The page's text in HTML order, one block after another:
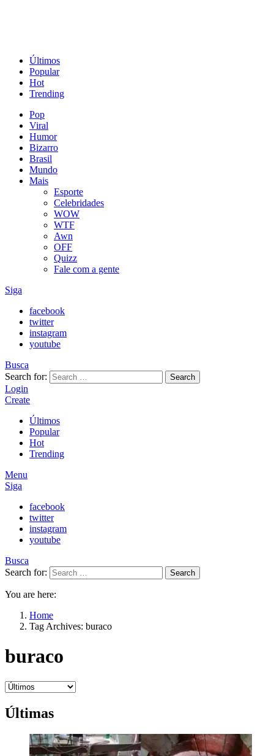
Últimos
Popular
Hot
Trending
Pop
Viral
Humor
Bizarro
Brasil
Mundo
Mais
Esporte
Celebridades
WOW
WTF
Awn
OFF
Quizz
Fale com a gente
Siga
facebook
twitter
instagram
youtube
Busca
Search for:
Search
Login
Create
Últimos
Popular
Hot
Trending
Menu
Siga
facebook
twitter
instagram
youtube
Busca
Search for:
Search
You are here:
Home
Tag Archives: buraco
buraco
Últimas